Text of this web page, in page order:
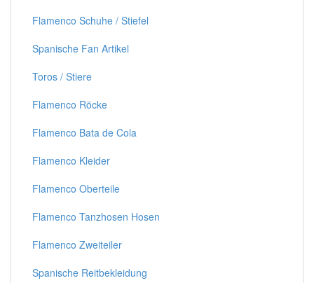
Flamenco Schuhe / Stiefel
Spanische Fan Artikel
Toros / Stiere
Flamenco Röcke
Flamenco Bata de Cola
Flamenco Kleider
Flamenco Oberteile
Flamenco Tanzhosen Hosen
Flamenco Zweiteiler
Spanische Reitbekleidung